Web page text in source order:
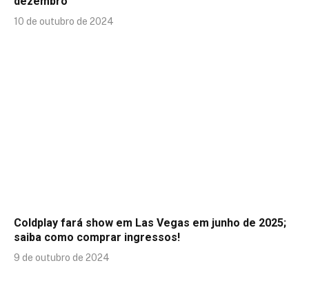
10 de outubro de 2024
Coldplay fará show em Las Vegas em junho de 2025;
saiba como comprar ingressos!
9 de outubro de 2024